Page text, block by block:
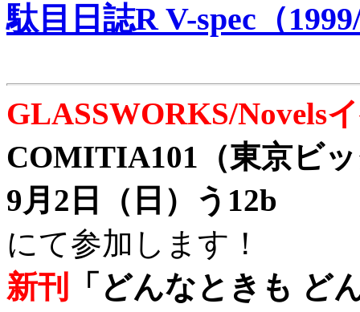
駄目日誌R V-spec（
GLASSWORKS/Novels
COMITIA101（東京ビ
9月2日（日）う12b
にて参加します！
新刊
「どんなときも ど